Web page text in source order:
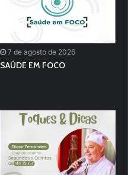
7 de agosto de 2026
SAÚDE EM FOCO